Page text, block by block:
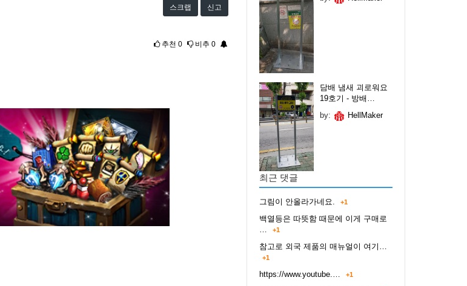
스크랩 신고
추천 0 비추 0
담배 냄새 괴로워요
19호기 - 방배…
by:
HellMaker
최근 댓글
그림이 안올라가네요. +1
백열등은 따뜻함 때문에 이게 구매로
…
+1
참고로 외국 제품의 매뉴얼이 여기…
+1
https://www.youtube.… +1